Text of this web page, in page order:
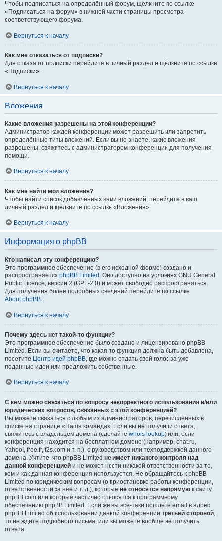
Чтобы подписаться на определённый форум, щёлкните по ссылке
«Подписаться на форум» в нижней части страницы просмотра
соответствующего форума.
Вернуться к началу
Как мне отказаться от подписки?
Для отказа от подписки перейдите в личный раздел и щёлкните по ссылке
«Подписки».
Вернуться к началу
Вложения
Какие вложения разрешены на этой конференции?
Администратор каждой конференции может разрешить или запретить
определённые типы вложений. Если вы не знаете, какие вложения
разрешены, свяжитесь с администратором конференции для получения
помощи.
Вернуться к началу
Как мне найти мои вложения?
Чтобы найти список добавленных вами вложений, перейдите в ваш
личный раздел и щёлкните по ссылке «Вложения».
Вернуться к началу
Информация о phpBB
Кто написал эту конференцию?
Это программное обеспечение (в его исходной форме) создано и
распространяется phpBB Limited . Оно доступно на условиях GNU General
Public Licence, версии 2 (GPL-2.0) и может свободно распространяться.
Для получения более подробных сведений перейдите по ссылке
About phpBB.
Вернуться к началу
Почему здесь нет такой-то функции?
Это программное обеспечение было создано и лицензировано phpBB
Limited. Если вы считаете, что какая-то функция должна быть добавлена,
посетите Центр идей phpBB, где можно отдать свой голос за уже
поданные идеи или предложить собственные.
Вернуться к началу
С кем можно связаться по вопросу некорректного использования и/или
юридических вопросов, связанных с этой конференцией?
Вы можете связаться с любым из администраторов, перечисленных в
списке на странице «Наша команда». Если вы не получили ответа,
свяжитесь с владельцем домена (сделайте whois lookup) или, если
конференция находится на бесплатном домене (например, chat.ru,
Yahoo!, free.fr, f2s.com и т. п.), с руководством или техподдержкой данного
домена. Учтите, что phpBB Limited не имеет никакого контроля над
данной конференцией и не может нести никакой ответственности за то,
кем и как данная конференция используется. Не обращайтесь к phpBB
Limited по юридическим вопросам (о приостановке работы конференции,
ответственности за неё и т. д.), которые не относятся напрямую к сайту
phpBB.com или которые частично относятся к программному
обеспечению phpBB Limited. Если же вы всё-таки пошлёте email в адрес
phpBB Limited об использовании данной конференции третьей стороной,
то не ждите подробного письма, или вы можете вообще не получить
ответа.